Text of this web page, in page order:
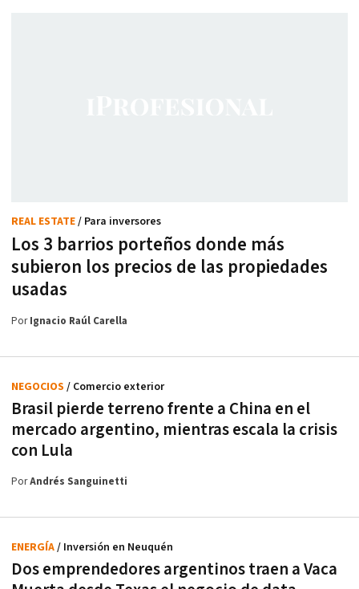
Los 3 barrios porteños donde más
subieron los precios de las propiedades
usadas
REAL ESTATE/ Para inversores
PorIgnacio Raúl Carella
Brasil pierde terreno frente a China en el
mercado argentino, mientras escala la crisis
con Lula
NEGOCIOS / Comercio exterior
PorAndrés Sanguinetti
Dos emprendedores argentinos traen a Vaca
ENERGÍA/ Inversión en Neuquén